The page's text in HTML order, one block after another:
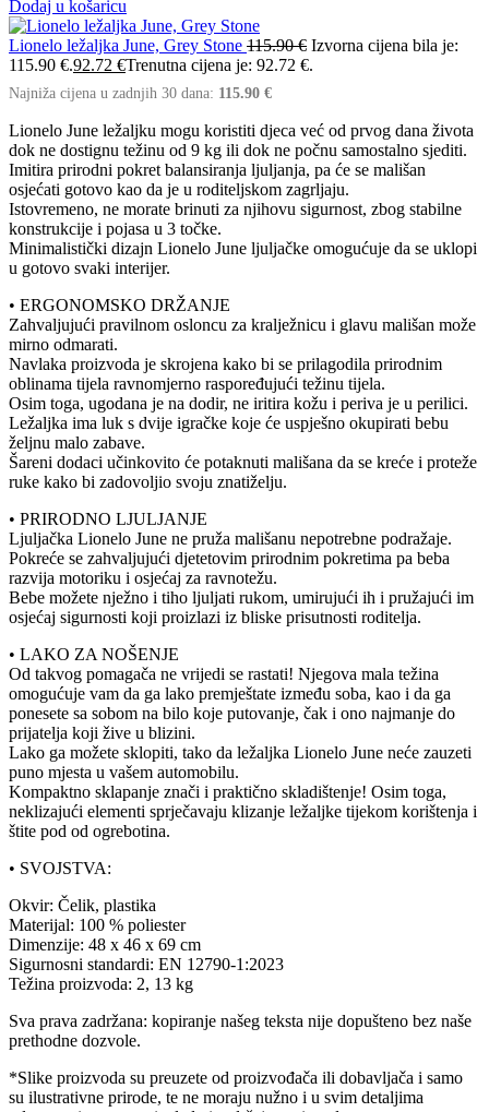
Dodaj u košaricu
Lionelo ležaljka June, Grey Stone 115.90€ Izvorna cijena bila je:
115.90 €.92.72 €Trenutna cijena je: 92.72 €.
Najniža cijena u zadnjih 30 dana: 115.90 €
Lionelo June ležaljku mogu koristiti djeca već od prvog dana života
dok ne dostignu težinu od 9 kg ili dok ne počnu samostalno sjediti.
Imitira prirodni pokret balansiranja ljuljanja, pa će se mališan
osjećati gotovo kao da je u roditeljskom zagrljaju.
Istovremeno, ne morate brinuti za njihovu sigurnost, zbog stabilne
konstrukcije i pojasa u 3 točke.
Minimalistički dizajn Lionelo June ljuljačke omogućuje da se uklopi
u gotovo svaki interijer.
• ERGONOMSKO DRŽANJE
Zahvaljujući pravilnom osloncu za kralježnicu i glavu mališan može
mirno odmarati.
Navlaka proizvoda je skrojena kako bi se prilagodila prirodnim
oblinama tijela ravnomjerno raspoređujući težinu tijela.
Osim toga, ugodana je na dodir, ne iritira kožu i periva je u perilici.
Ležaljka ima luk s dvije igračke koje će uspješno okupirati bebu
željnu malo zabave.
Šareni dodaci učinkovito će potaknuti mališana da se kreće i proteže
ruke kako bi zadovoljio svoju znatiželju.
• PRIRODNO LJULJANJE
Ljuljačka Lionelo June ne pruža mališanu nepotrebne podražaje.
Pokreće se zahvaljujući djetetovim prirodnim pokretima pa beba
razvija motoriku i osjećaj za ravnotežu.
Bebe možete nježno i tiho ljuljati rukom, umirujući ih i pružajući im
osjećaj sigurnosti koji proizlazi iz bliske prisutnosti roditelja.
• LAKO ZA NOŠENJE
Od takvog pomagača ne vrijedi se rastati! Njegova mala težina
omogućuje vam da ga lako premještate između soba, kao i da ga
ponesete sa sobom na bilo koje putovanje, čak i ono najmanje do
prijatelja koji žive u blizini.
Lako ga možete sklopiti, tako da ležaljka Lionelo June neće zauzeti
puno mjesta u vašem automobilu.
Kompaktno sklapanje znači i praktično skladištenje! Osim toga,
neklizajući elementi sprječavaju klizanje ležaljke tijekom korištenja i
štite pod od ogrebotina.
• SVOJSTVA:
Okvir: Čelik, plastika
Materijal: 100 % poliester
Dimenzije: 48 x 46 x 69 cm
Sigurnosni standardi: EN 12790-1:2023
Težina proizvoda: 2, 13 kg
Sva prava zadržana: kopiranje našeg teksta nije dopušteno bez naše
prethodne dozvole.
*Slike proizvoda su preuzete od proizvođača ili dobavljača i samo
su ilustrativne prirode, te ne moraju nužno i u svim detaljima